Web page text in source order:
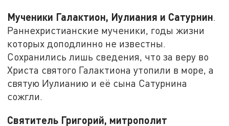
Мученики Галактион, Иулиания и Сатурнин.
Раннехристианские мученики, годы жизни
которых доподлинно не известны.
Сохранились лишь сведения, что за веру во
Христа святого Галактиона утопили в море, а
святую Иулианию и её сына Сатурнина
сожгли.
Святитель Григорий, митрополит